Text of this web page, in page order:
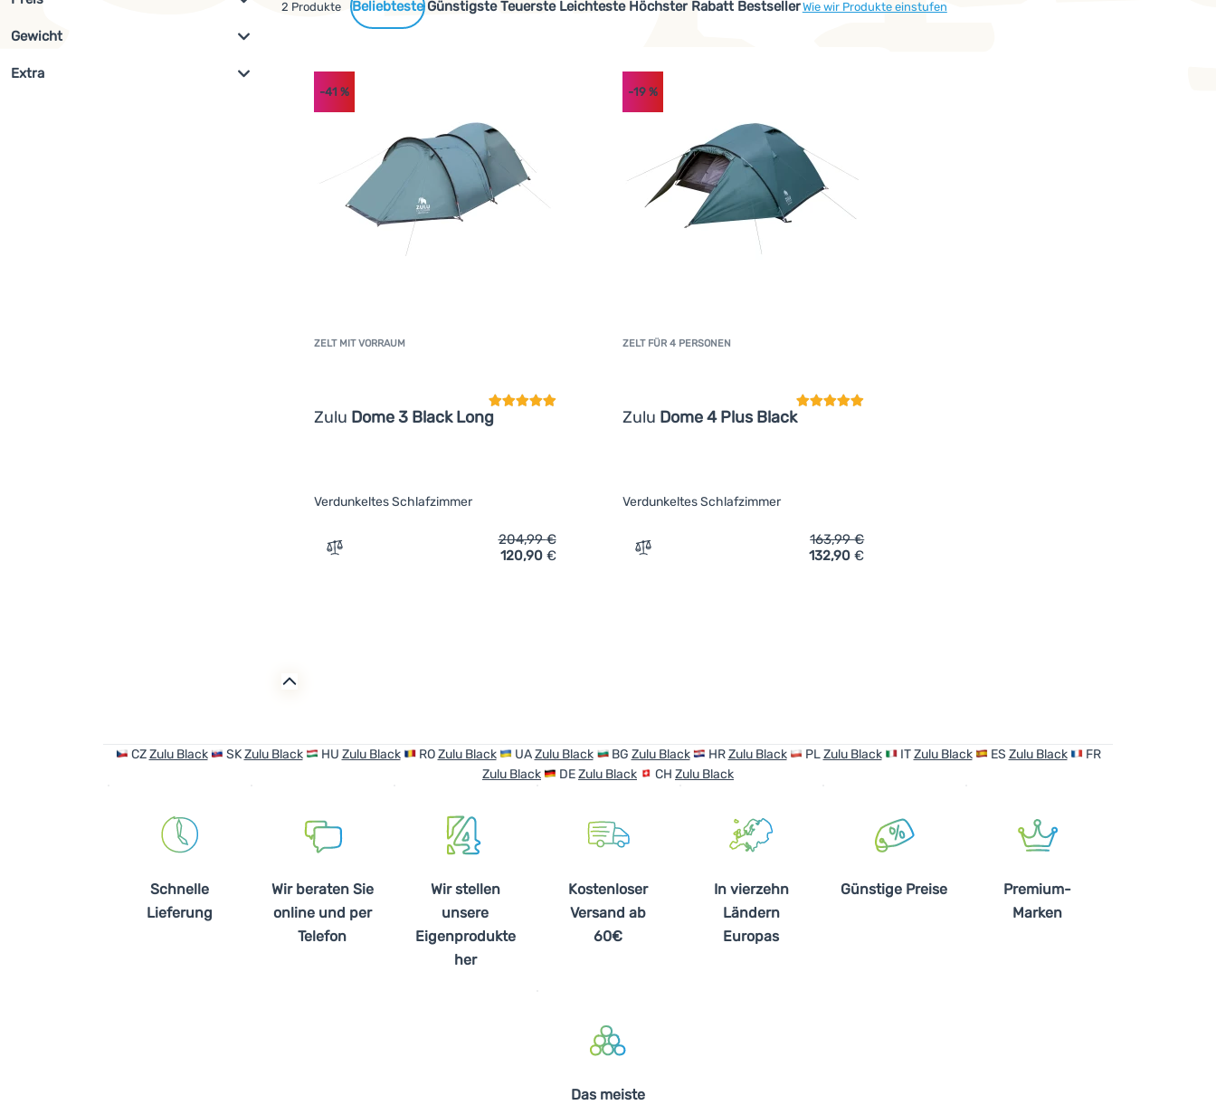
Günstigste Teuerste Leichteste Höchster Rabatt BestsellerWie wir Produkte einstufen
Gefundene Produkte
2 Produkte
Filterung anzeigen
Gewicht
Extra
ZELT MIT VORRAUM
Zulu Dome 3 Black Long
-41 %
Verdunkeltes Schlafzimmer
Zum Vergleich 'Zelt mit Vorraum Zulu Dome 3 Black Long' hinzufügen
204,99€
120,90 €
ZELT FÜR 4 PERSONEN
Zulu Dome 4 Plus Black
-19%
Verdunkeltes Schlafzimmer
Zum Vergleich 'Zelt für 4 Personen Zulu Dome 4 Plus Black' hinzufügen
163,99€
132,90€
CZZulu Black SKZulu Black HU Zulu Black ROZulu Black UAZulu Black BG Zulu Black HRZulu Black PLZulu Black ITZulu Black ES Zulu Black
FR
Zulu Black
DEZulu Black CH Zulu Black
Schnelle
Lieferung
Wir beraten Sie
online und per
Telefon
Wir stellen
unsere
Eigenprodukte
her
Kostenloser
Versand ab
60€
In vierzehn
Ländern
Europas
Günstige Preise
Premium-
Marken
Das meiste